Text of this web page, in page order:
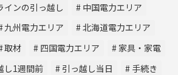
インの引っ越し
中国電力エリア
九州電力エリア
北海道電力エリア
取材 四国電力エリア
家具・家電
し1週間前 引っ越し当日
手続き